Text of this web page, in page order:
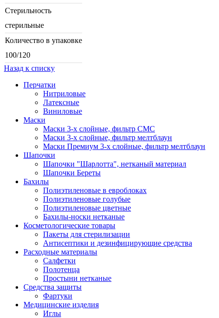
Стерильность
стерильные
Количество в упаковке
100/120
Назад к списку
Перчатки
Нитриловые
Латексные
Виниловые
Маски
Маски 3-х слойные, фильтр СМС
Маски 3-х слойные, фильтр мелтблаун
Маски Премиум 3-х слойные, фильтр мелтблаун
Шапочки
Шапочки "Шарлотта", нетканый материал
Шапочки Береты
Бахилы
Полиэтиленовые в евроблоках
Полиэтиленовые голубые
Полиэтиленовые цветные
Бахилы-носки нетканые
Косметологические товары
Пакеты для стерилизации
Антисептики и дезинфицирующие средства
Расходные материалы
Салфетки
Полотенца
Простыни нетканые
Средства защиты
Фартуки
Медицинские изделия
Иглы